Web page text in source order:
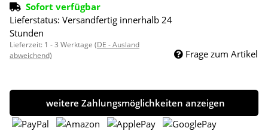
Sofort verfügbar
Lieferstatus: Versandfertig innerhalb 24
Stunden
Lieferzeit: 1 - 3 Werktage (DE - Ausland
abweichend)
Frage zum Artikel
weitere Zahlungsmöglichkeiten anzeigen